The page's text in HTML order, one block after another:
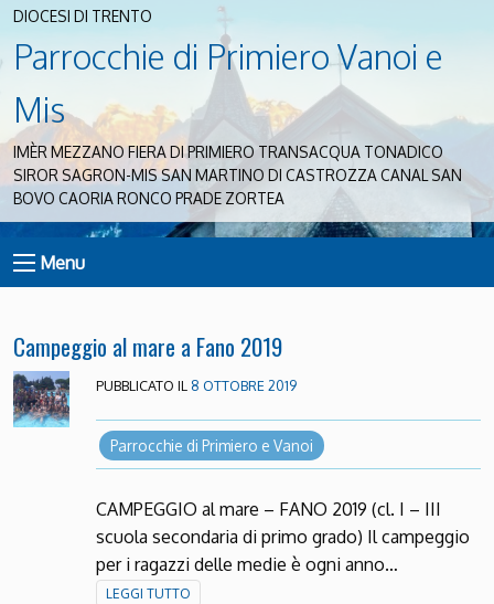
DIOCESI DI TRENTO
Parrocchie di Primiero Vanoi e
Mis
IMÈR MEZZANO FIERA DI PRIMIERO TRANSACQUA TONADICO
SIROR SAGRON-MIS SAN MARTINO DI CASTROZZA CANAL SAN
BOVO CAORIA RONCO PRADE ZORTEA
Menu
Campeggio al mare a Fano 2019
PUBBLICATO IL 8 OTTOBRE 2019
Parrocchie di Primiero e Vanoi
CAMPEGGIO al mare – FANO 2019 (cl. I – III
scuola secondaria di primo grado) Il campeggio
per i ragazzi delle medie è ogni anno…
LEGGI TUTTO